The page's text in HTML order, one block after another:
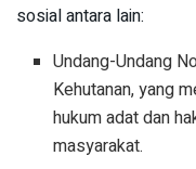
sosial antara lain:
Undang-Undang
Kehutanan, yang
hukum adat dan
masyarakat.